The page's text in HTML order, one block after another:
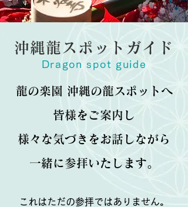
沖縄龍スポットガイド
Dragon spot guide
龍の楽園 沖縄の龍スポットへ
皆様をご案内し
様々な気づきをお話しながら
​一緒に参拝いたします。
これはただの参拝ではありません。